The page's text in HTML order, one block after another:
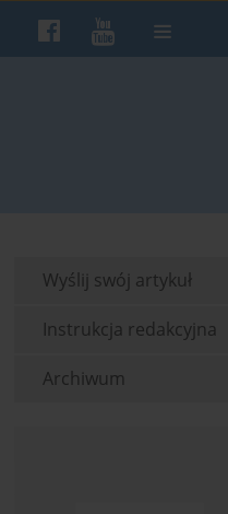
Wyślij swój artykuł
Instrukcja redakcyjna
Archiwum